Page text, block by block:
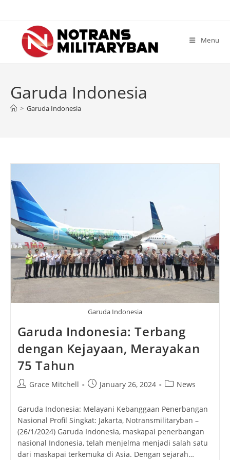
content
Menu
Garuda Indonesia
> Garuda Indonesia
Garuda Indonesia
Garuda Indonesia: Terbang
dengan Kejayaan, Merayakan
75 Tahun
PostGrace Mitchell
PostJanuary 26, 2024
PostNews
Garuda Indonesia: Melayani Kebanggaan Penerbangan
Nasional Profil Singkat: Jakarta, Notransmilitaryban –
(26/1/2024) Garuda Indonesia, maskapai penerbangan
nasional Indonesia, telah menjelma menjadi salah satu
dari maskapai terkemuka di Asia. Dengan sejarah…